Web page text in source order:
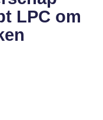
LPC om